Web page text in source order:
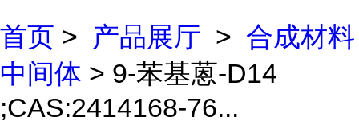
首页 > 产品展厅 > 合成材料
中间体 > 9-苯基蒽-D14
;CAS:2414168-76...